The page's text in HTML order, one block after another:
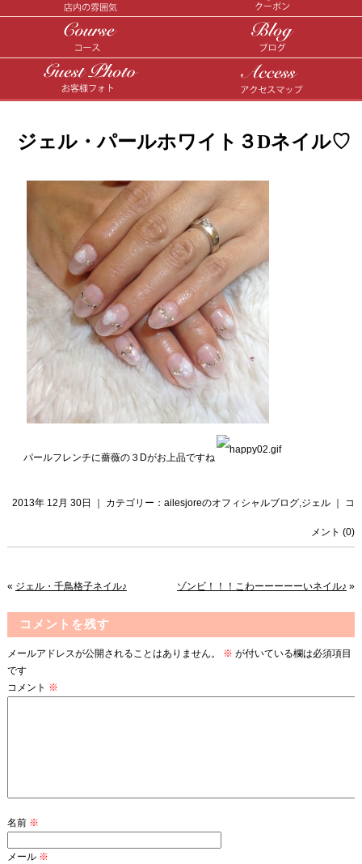
ジェル・パールホワイト３Dネイル♡
パールフレンチに薔薇の３Dがお上品ですね
2013年 12月 30日 ｜ カテゴリー：ailesjoreのオフィシャルブログ,ジェル コ
メント (0)
« ジェル・千鳥格子ネイル♪ ゾンビ！！！こわーーーーーいネイル♪ »
コメントを残す
メールアドレスが公開されることはありません。 ※ が付いている欄は必須項目
です
コメント ※
名前 ※
メール ※